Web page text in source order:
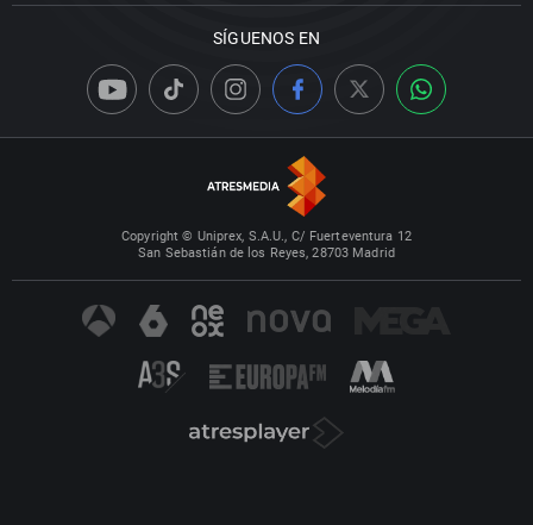
SÍGUENOS EN
Copyright © Uniprex, S.A.U., C/ Fuerteventura 12
San Sebastián de los Reyes, 28703 Madrid